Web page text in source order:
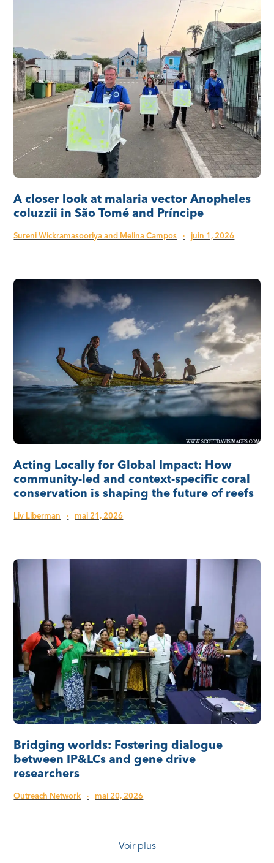
A closer look at malaria vector Anopheles
coluzzii in São Tomé and Príncipe
Sureni Wickramasooriya and Melina Campos · juin 1, 2026
Acting Locally for Global Impact: How
community-led and context-specific coral
conservation is shaping the future of reefs
Liv Liberman · mai 21, 2026
Bridging worlds: Fostering dialogue
between IP&LCs and gene drive
researchers
Outreach Network · mai 20, 2026
Voir plus